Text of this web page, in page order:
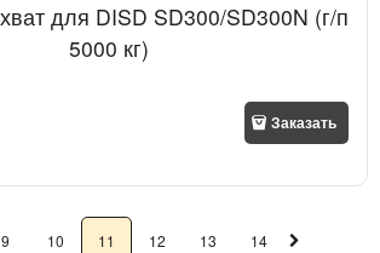
для DISD SD300/SD300N (г/п
5000 кг)
Заказать
9 10 11 12 13 14